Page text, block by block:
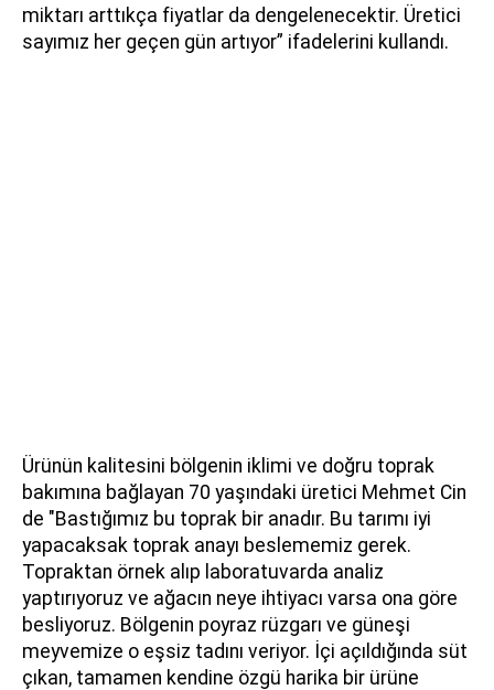
miktarı arttıkça fiyatlar da dengelenecektir. Üretici
sayımız her geçen gün artıyor” ifadelerini kullandı.
Ürünün kalitesini bölgenin iklimi ve doğru toprak
bakımına bağlayan 70 yaşındaki üretici Mehmet Cin
de "Bastığımız bu toprak bir anadır. Bu tarımı iyi
yapacaksak toprak anayı beslememiz gerek.
Topraktan örnek alıp laboratuvarda analiz
yaptırıyoruz ve ağacın neye ihtiyacı varsa ona göre
besliyoruz. Bölgenin poyraz rüzgarı ve güneşi
meyvemize o eşsiz tadını veriyor. İçi açıldığında süt
çıkan, tamamen kendine özgü harika bir ürüne